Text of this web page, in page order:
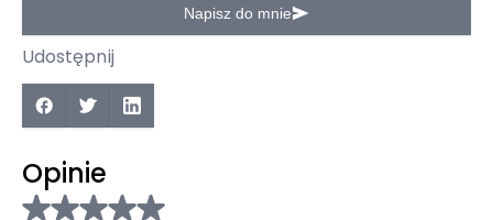
Napisz do mnie
Udostępnij
Opinie